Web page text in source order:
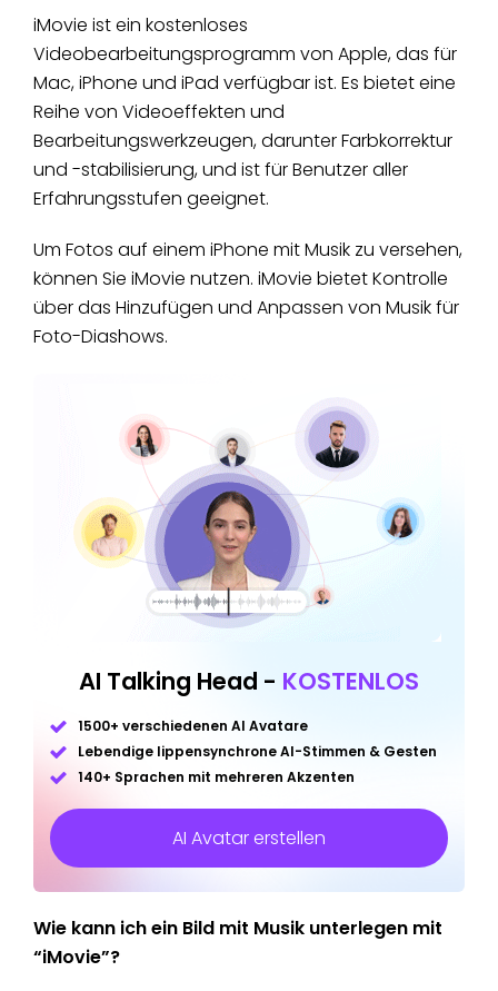
iMovie ist ein kostenloses
Videobearbeitungsprogramm von Apple, das für
Mac, iPhone und iPad verfügbar ist. Es bietet eine
Reihe von Videoeffekten und
Bearbeitungswerkzeugen, darunter Farbkorrektur
und -stabilisierung, und ist für Benutzer aller
Erfahrungsstufen geeignet.
Um Fotos auf einem iPhone mit Musik zu versehen,
können Sie iMovie nutzen. iMovie bietet Kontrolle
über das Hinzufügen und Anpassen von Musik für
Foto-Diashows.
AI Talking Head - KOSTENLOS
1500+ verschiedenen AI Avatare
Lebendige lippensynchrone AI-Stimmen & Gesten
140+ Sprachen mit mehreren Akzenten
AI Avatar erstellen
Wie kann ich ein Bild mit Musik unterlegen mit
“iMovie”?